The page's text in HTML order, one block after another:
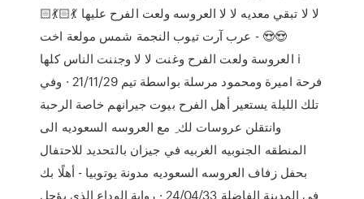
لا لا تبقي معديه لا لا العروسه ولعت الفرح عليها 💃🏻💃🏻
😍😍 - عرب آرت تيوب النجمة شمس مولعة اخت
العروسة ولعت الفرح وغنت لا لا وجننت الناس كلها i
فرحة اميرة ومحمود مرسلة بواسطة تيم 21/11/29 · وفي
تلك الليلة يستعير أهل الفرح بيوت جيرانهم خاصة الرحبة
وانتقلن عروسات لك ِ مع العروسه السعوديه الى
المنطقه الجنوبيه الغربيه في جيزان بالتحديد للاحتفال
بحفل زفاف العروسه السعوديه مدونة يوتوبيا - أهلًا بك
في المدينة الفاضلة 24/04/33 · رواية الوداع الذي يؤجل